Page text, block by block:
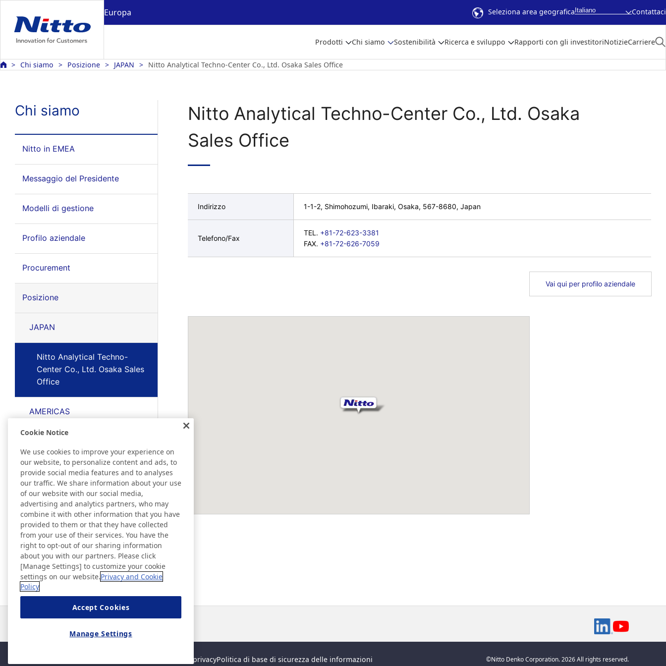
Europa Seleziona area geografica Italiano Contattaci
Prodotti Chi siamo Sostenibilità Ricerca e sviluppo Rapporti con gli investitoriNotizieCarriere
Chi siamo Posizione JAPAN Nitto Analytical Techno-Center Co., Ltd. Osaka Sales Office
Chi siamo
Nitto in EMEA
Messaggio del Presidente
Modelli di gestione
Profilo aziendale
Procurement
Posizione
JAPAN
Nitto Analytical Techno-
Center Co., Ltd. Osaka Sales
Office
AMERICAS
EAST ASIA
SOUTHEAST ASIA ＆ OCEANIA
Ad & Movie Gallery
Nitto Library
Discover Nitto
Nitto Analytical Techno-Center Co., Ltd. Osaka
Sales Office
Indirizzo 1-1-2, Shimohozumi, Ibaraki, Osaka, 567-8680, Japan
Telefono/Fax
TEL. +81-72-623-3381
FAX. +81-72-626-7059
Vai qui per profilo aziendale
Informativa sulla privacyPolitica di base di sicurezza delle informazioni ©Nitto Denko Corporation. 2026 All rights reserved.
Cookie Notice
We use cookies to improve your experience on
our website, to personalize content and ads, to
provide social media features and to analyses
our traffic. We share information about your use
of our website with our social media,
advertising and analytics partners, who may
combine it with other information that you have
provided to them or that they have collected
from your use of their services. You have the
right to opt-out of our sharing information
about you with our partners. Please click
[Manage Settings] to customize your cookie
settings on our website.Privacy and Cookie
Policy
Accept Cookies
Manage Settings